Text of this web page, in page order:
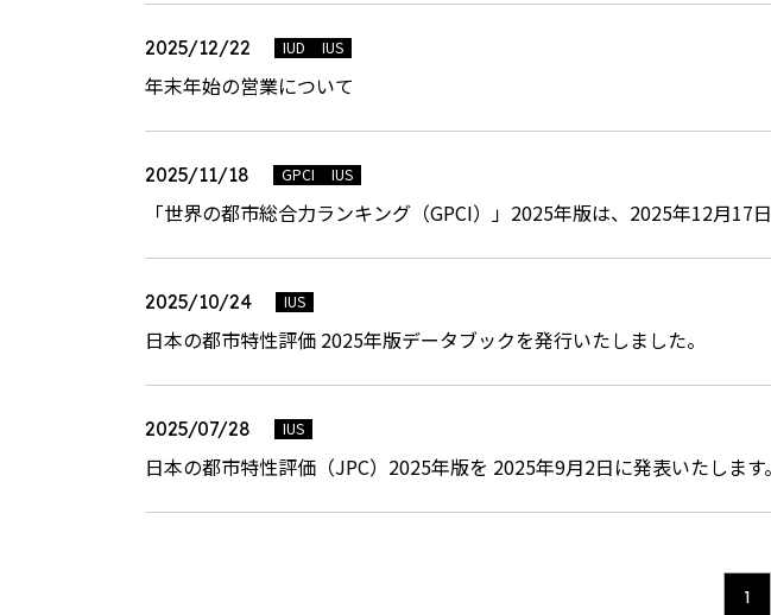
2025/12/22 IUD IUS
年末年始の営業について
2025/11/18 GPCI IUS
「世界の都市総合力ランキング（GPCI）」2025年版は、2025年12月17
2025/10/24 IUS
日本の都市特性評価 2025年版データブックを発行いたしました。
2025/07/28 IUS
日本の都市特性評価（JPC）2025年版を 2025年9月2日に発表いたします。
1